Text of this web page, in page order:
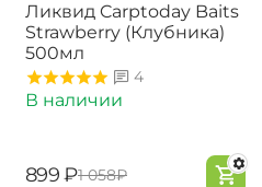
Ликвид Carptoday Baits
Strawberry (Клубника)
500мл
4
В наличии
‍899‍ ₽‍1 058‍₽